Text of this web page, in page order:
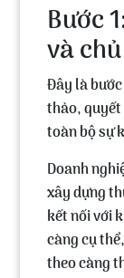
Bước
và
Đây là
thảo,
toàn bộ sự
Doanh
xây dựng
kết nối với
càng cụ
theo càng